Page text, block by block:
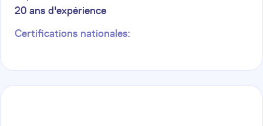
20 ans d'expérience
Certifications nationales: